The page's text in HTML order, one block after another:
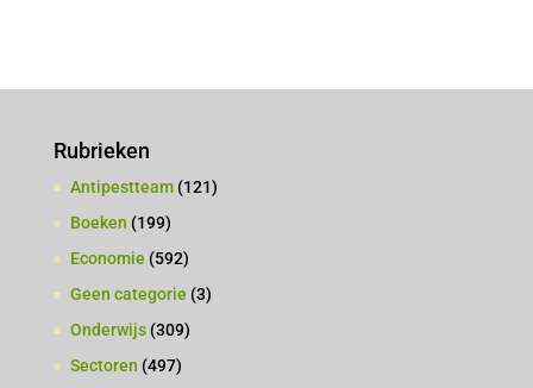
Rubrieken
Antipestteam(121)
Boeken (199)
Economie (592)
Geen categorie (3)
Onderwijs(309)
Sectoren (497)